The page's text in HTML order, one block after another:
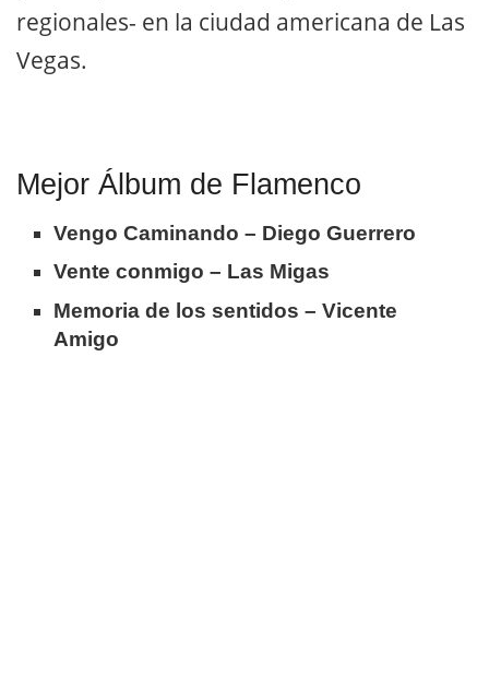
regionales- en la ciudad americana de Las
Vegas.
Mejor Álbum de Flamenco
Vengo Caminando – Diego Guerrero
Vente conmigo – Las Migas
Memoria de los sentidos – Vicente
Amigo